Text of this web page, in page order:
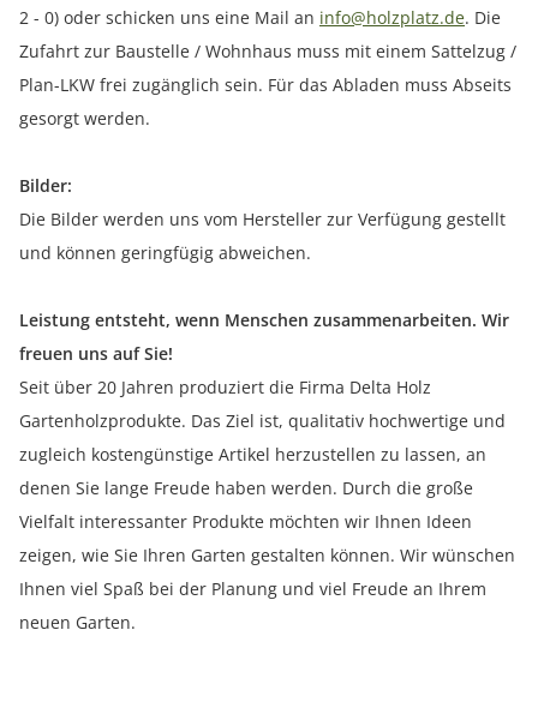
2 - 0) oder schicken uns eine Mail an info@holzplatz.de. Die
Zufahrt zur Baustelle / Wohnhaus muss mit einem Sattelzug /
Plan-LKW frei zugänglich sein. Für das Abladen muss Abseits
gesorgt werden.
Bilder:
Die Bilder werden uns vom Hersteller zur Verfügung gestellt
und können geringfügig abweichen.
Leistung entsteht, wenn Menschen zusammenarbeiten. Wir
freuen uns auf Sie!
Seit über 20 Jahren produziert die Firma Delta Holz
Gartenholzprodukte. Das Ziel ist, qualitativ hochwertige und
zugleich kostengünstige Artikel herzustellen zu lassen, an
denen Sie lange Freude haben werden. Durch die große
Vielfalt interessanter Produkte möchten wir Ihnen Ideen
zeigen, wie Sie Ihren Garten gestalten können. Wir wünschen
Ihnen viel Spaß bei der Planung und viel Freude an Ihrem
neuen Garten.